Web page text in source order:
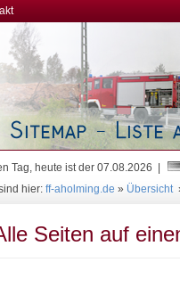
Tag, heute ist der 07.08.2026 |
hier: ff-aholming.de » Übersicht
Seiten auf